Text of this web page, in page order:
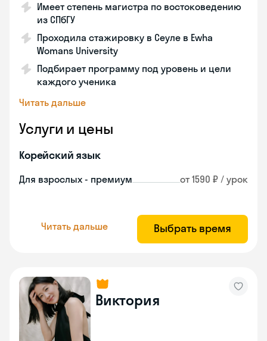
Имеет степень магистра по востоковедению
из СПбГУ
Проходила стажировку в Сеуле в Ewha
Womans University
Подбирает программу под уровень и цели
каждого ученика
Читать дальше
Услуги и цены
Корейский язык
Для взрослых - премиум от 1590 ₽ / урок
Читать дальше Выбрать время
Виктория